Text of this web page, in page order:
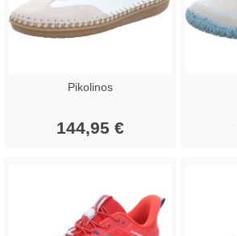
Pikolinos
144,95 €